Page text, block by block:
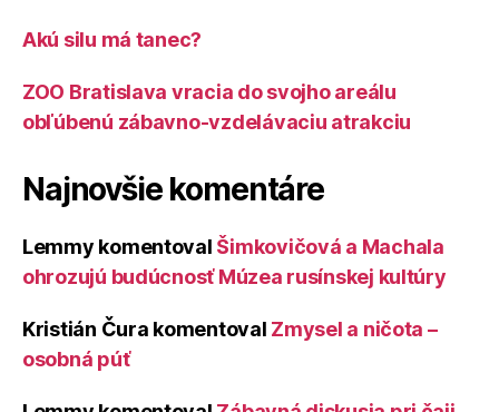
Akú silu má tanec?
ZOO Bratislava vracia do svojho areálu
obľúbenú zábavno-vzdelávaciu atrakciu
Najnovšie komentáre
Lemmy komentoval Šimkovičová a Machala
ohrozujú budúcnosť Múzea rusínskej kultúry
Kristián Čura komentoval Zmysel a ničota –
osobná púť